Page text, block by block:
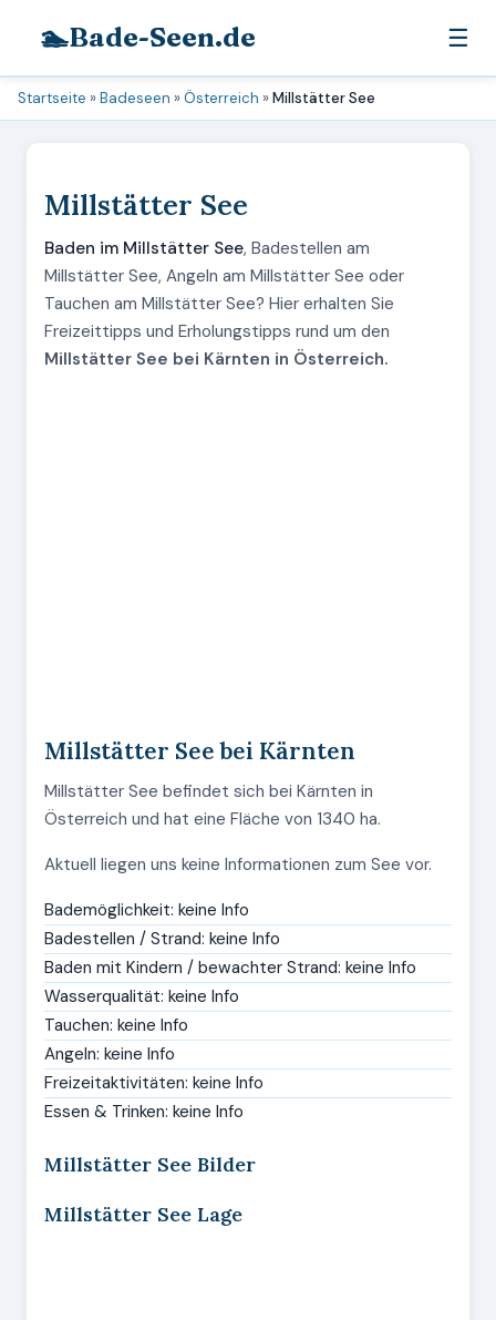
🏊Bade-Seen.de ☰
Startseite »Badeseen »Österreich »Millstätter See
Millstätter See
Baden im Millstätter See, Badestellen am
Millstätter See, Angeln am Millstätter See oder
Tauchen am Millstätter See? Hier erhalten Sie
Freizeittipps und Erholungstipps rund um den
Millstätter See bei Kärnten in Österreich.
Millstätter See bei Kärnten
Millstätter See befindet sich bei Kärnten in
Österreich und hat eine Fläche von 1340 ha.
Aktuell liegen uns keine Informationen zum See vor.
Bademöglichkeit: keine Info
Badestellen / Strand: keine Info
Baden mit Kindern / bewachter Strand: keine Info
Wasserqualität: keine Info
Tauchen: keine Info
Angeln: keine Info
Freizeitaktivitäten: keine Info
Essen & Trinken: keine Info
Millstätter See Bilder
Millstätter See Lage